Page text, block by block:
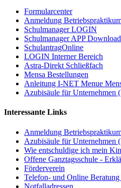
Formularcenter
Anmeldung
Schulmanager LOGIN
Schulmanager APP Download
SchulantragOnline
LOGIN Interner Bereich
Astra-Direkt Schließfach
Mensa Bestellungen
Anleitung I-NET Menue
Azubisäule für Unternehmen
Interessante Links
Anmeldung
Azubisäule für Unternehmen
Wie entschuldige ich mein
Offene Ganztagsschule -
Förderverein
Telefon- und Online
Notfalladressen